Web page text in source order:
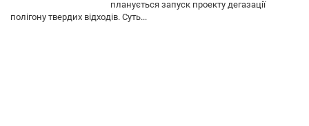
планується запуск проекту дегазації
полігону твердих відходів. Суть...